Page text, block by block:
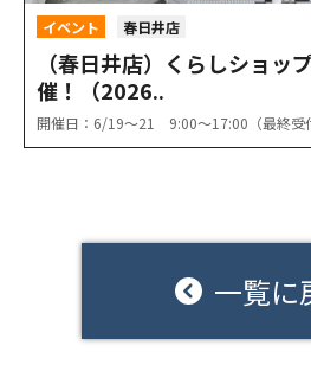
イベント 春日井店
（春日井店）くらしショッ
催！（2026..
開催日：6/19〜21 9:00〜17:00（最終受
一覧に